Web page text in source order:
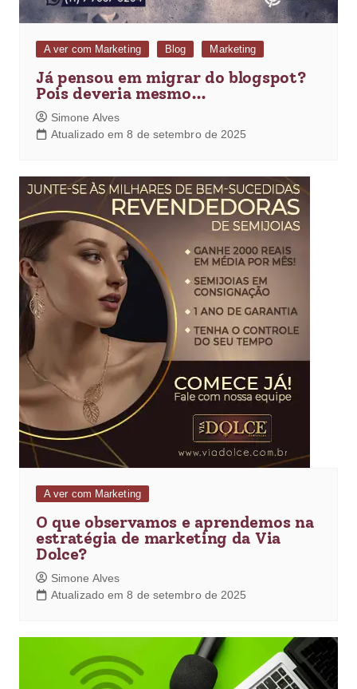
A ver com Marketing Blog Marketing
Já pensou em migrar do blogspot?
Pois deveria mesmo…
Simone Alves
Atualizado em 8 de setembro de 2025
A ver com Marketing
O que observamos e aprendemos na
estratégia de marketing da Via
Dolce?
Simone Alves
Atualizado em 8 de setembro de 2025